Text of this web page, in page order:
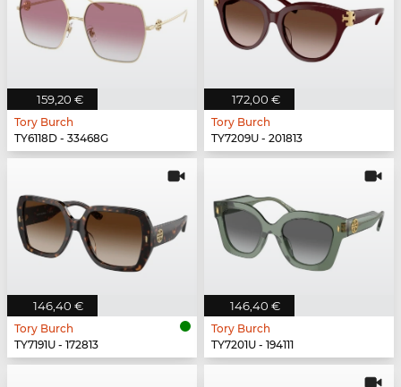
159,20 €
Tory Burch
TY6118D - 33468G
172,00 €
Tory Burch
TY7209U - 201813
146,40 €
Tory Burch
TY7191U - 172813
146,40 €
Tory Burch
TY7201U - 194111